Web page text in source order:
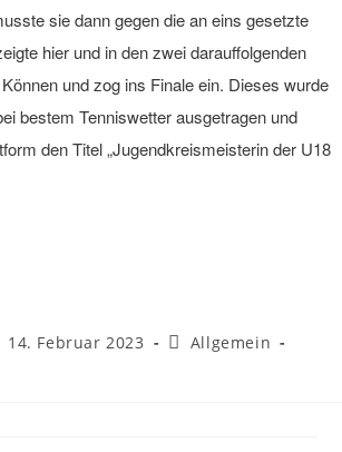
sie dann gegen die an eins gesetzte
hier und in den zwei darauffolgenden
und zog ins Finale ein. Dieses wurde
bestem Tenniswetter ausgetragen und
den Titel „Jugendkreismeisterin der U18
14. Februar 2023
Allgemein